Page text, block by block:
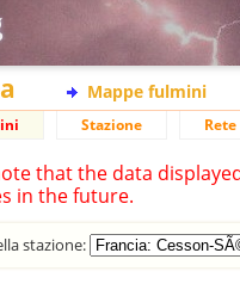
Mappe fulmini
Stazione
that the data
in the future.
stazione: